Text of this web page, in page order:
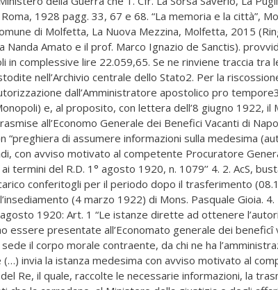
1928 pagg. 33, 67 e 68. “La memoria e la città”,
di Molfetta, La Nuova Mezzina, Molfetta, 2015
Nanda Amato e il prof. Marco Ignazio de Sanctis).
in complessive lire 22.059,65. Se ne rinviene traccia tra
nell’Archivio centrale dello Stato2. Per la
dall’Amministratore apostolico pro
e, al proposito, con lettera dell’8 giugno 1922, il
all’Economo Generale dei Benefici Vacanti di
“preghiera di assumere informazioni sulla medesima
con avviso motivato al competente Procuratore
termini del R.D. 1° agosto 1920, n. 1079’’ 4. 2. AcS,
conferitogli per il periodo dopo il trasferimento
(4 marzo 1922) di Mons. Pasquale Gioia.
1920: Art. 1 “Le istanze dirette ad ottenere
essere presentate all’Economato generale dei beneficî
il corpo morale contraente, da chi ne ha
(…) invia la istanza medesima con avviso motivato al
Re, il quale, raccolte le necessarie informazioni, la